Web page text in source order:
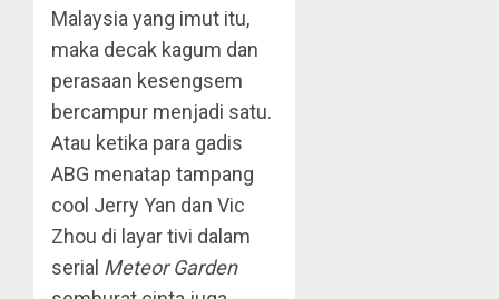
Malaysia yang imut itu,
maka decak kagum dan
perasaan kesengsem
bercampur menjadi satu.
Atau ketika para gadis
ABG menatap tampang
cool Jerry Yan dan Vic
Zhou di layar tivi dalam
serial Meteor Garden